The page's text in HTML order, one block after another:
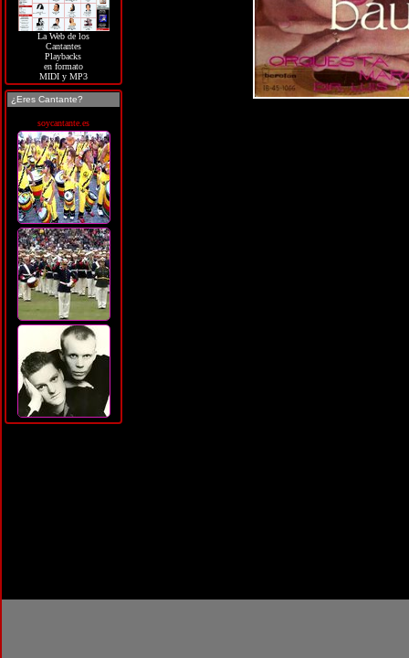
La Web de los
Cantantes
Playbacks
en formato
MIDI y MP3
¿Eres Cantante?
soycantante.es